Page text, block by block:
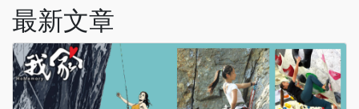
最新文章